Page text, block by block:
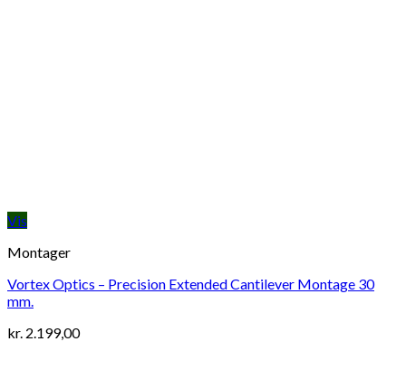
Vis
Montager
Vortex Optics – Precision Extended Cantilever Montage 30
mm.
kr. 2.199,00